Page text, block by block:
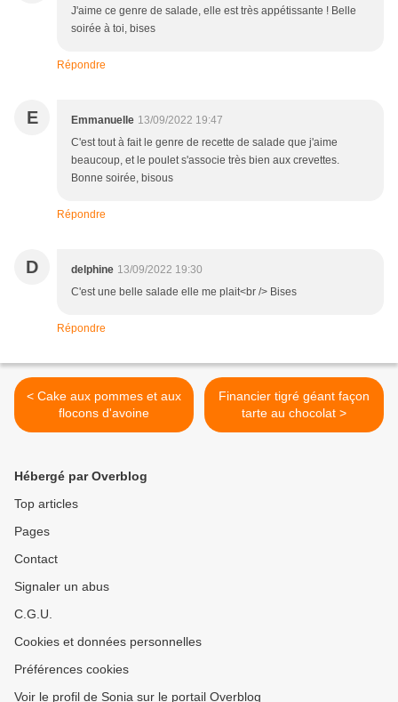
J'aime ce genre de salade, elle est très appétissante ! Belle
soirée à toi, bises
Répondre
E Emmanuelle 13/09/2022 19:47
C'est tout à fait le genre de recette de salade que j'aime
beaucoup, et le poulet s'associe très bien aux crevettes.
Bonne soirée, bisous
Répondre
D delphine 13/09/2022 19:30
C'est une belle salade elle me plait<br /> Bises
Répondre
< Cake aux pommes et aux
flocons d'avoine
Financier tigré géant façon
tarte au chocolat >
Hébergé par Overblog
Top articles
Pages
Contact
Signaler un abus
C.G.U.
Cookies et données personnelles
Préférences cookies
Voir le profil de Sonia sur le portail Overblog